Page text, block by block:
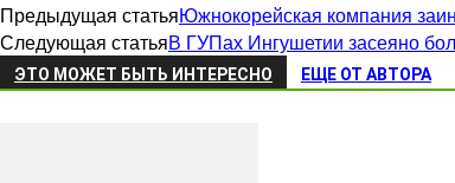
Предыдущая статьяЮжнокорейская компания
Следующая статьяВ ГУПах Ингушетии засеяно
ЭТО МОЖЕТ БЫТЬ ИНТЕРЕСНО ЕЩЕ ОТ АВТОРА